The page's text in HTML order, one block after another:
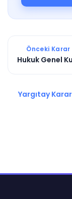
Önceki Karar
Hukuk Genel
Yargıtay